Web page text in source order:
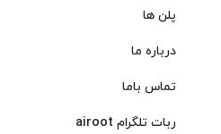
پلن ها
درباره ما
تماس باما
ربات تلگرام airoot